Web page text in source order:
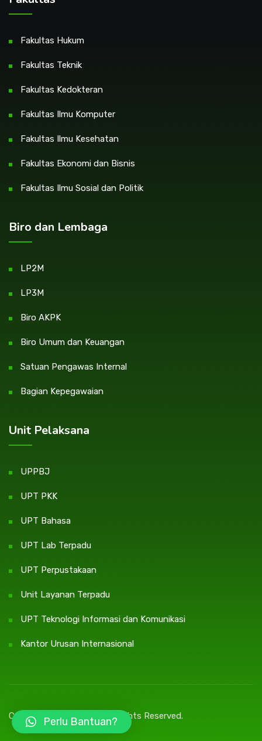
Fakultas Hukum
Fakultas Teknik
Fakultas Kedokteran
Fakultas Ilmu Komputer
Fakultas Ilmu Kesehatan
Fakultas Ekonomi dan Bisnis
Fakultas Ilmu Sosial dan Politik
Biro dan Lembaga
LP2M
LP3M
Biro AKPK
Biro Umum dan Keuangan
Satuan Pengawas Internal
Bagian Kepegawaian
Unit Pelaksana
UPPBJ
UPT PKK
UPT Bahasa
UPT Lab Terpadu
UPT Perpustakaan
Unit Layanan Terpadu
UPT Teknologi Informasi dan Komunikasi
Kantor Urusan Internasional
Copyright 2023 LPPM. All Rights Reserved.
Perlu Bantuan?